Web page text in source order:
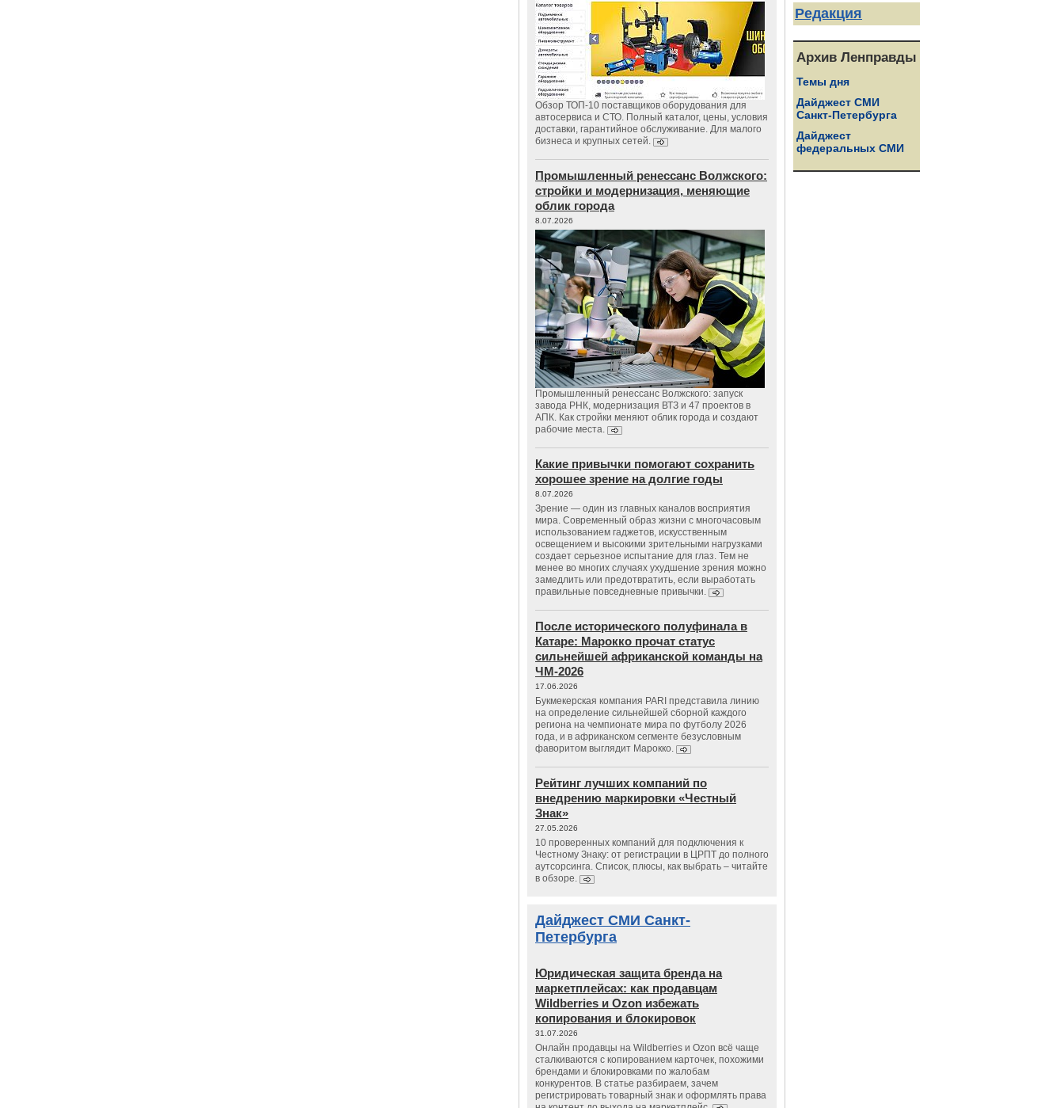
Обзор ТОП-10 поставщиков оборудования для
автосервиса и СТО. Полный каталог, цены, условия
доставки, гарантийное обслуживание. Для малого
бизнеса и крупных сетей.
Промышленный ренессанс Волжского:
стройки и модернизация, меняющие
облик города
8.07.2026
Промышленный ренессанс Волжского: запуск
завода РНК, модернизация ВТЗ и 47 проектов в
АПК. Как стройки меняют облик города и создают
рабочие места.
Какие привычки помогают сохранить
хорошее зрение на долгие годы
8.07.2026
Зрение — один из главных каналов восприятия
мира. Современный образ жизни с многочасовым
использованием гаджетов, искусственным
освещением и высокими зрительными нагрузками
создает серьезное испытание для глаз. Тем не
менее во многих случаях ухудшение зрения можно
замедлить или предотвратить, если выработать
правильные повседневные привычки.
После исторического полуфинала в
Катаре: Марокко прочат статус
сильнейшей африканской команды на
ЧМ-2026
17.06.2026
Букмекерская компания PARI представила линию
на определение сильнейшей сборной каждого
региона на чемпионате мира по футболу 2026
года, и в африканском сегменте безусловным
фаворитом выглядит Марокко.
Рейтинг лучших компаний по
внедрению маркировки «Честный
Знак»
27.05.2026
10 проверенных компаний для подключения к
Честному Знаку: от регистрации в ЦРПТ до полного
аутсорсинга. Список, плюсы, как выбрать – читайте
в обзоре.
Дайджест СМИ Санкт-
Петербурга
Юридическая защита бренда на
маркетплейсах: как продавцам
Wildberries и Ozon избежать
копирования и блокировок
31.07.2026
Онлайн продавцы на Wildberries и Ozon всё чаще
сталкиваются с копированием карточек, похожими
брендами и блокировками по жалобам
конкурентов. В статье разбираем, зачем
регистрировать товарный знак и оформлять права
Редакция
Архив Ленправды
Темы дня
Дайджест СМИ
Санкт-Петербурга
Дайджест
федеральных СМИ